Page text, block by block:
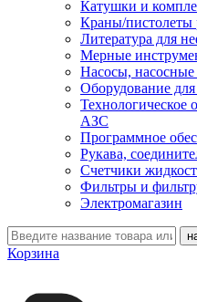
Катушки и
Краны/пистолеты
Литература для
Мерные
Насосы, насосные
Оборудование
Технологическое
АЗС
Программное
Рукава,
Счетчики
Фильтры и
Электромагазин
Корзина